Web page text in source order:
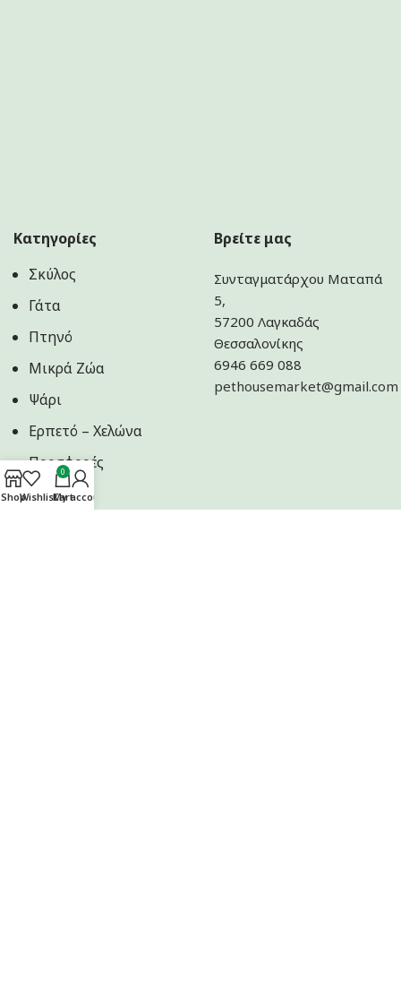
Κατηγορίες
Σκύλος
Γάτα
Πτηνό
Μικρά Ζώα
Ψάρι
Ερπετό – Χελώνα
Προσφορές
Βρείτε μας
Συνταγματάρχου Ματαπά
5,
57200 Λαγκαδάς
Θεσσαλονίκης
6946 669 088
pethousemarket@gmail.com
ShopWishlist
0
Cart
My account